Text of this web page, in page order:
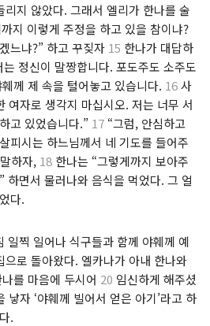
지 않았다. 그래서 엘리가 한나를 술
지 이렇게 주정을 하고 있을 참이냐?
느냐?” 하고 꾸짖자 15 한나가 대답하
정신이 말짱합니다. 포도주도 소주도
께 제 속을 털어놓고 있습니다. 16사
여자로 생각지 마십시오. 저는 너무 서
고 있었습니다.” 17 “그럼, 안심하고
피시는 하느님께서 네 기도를 들어주
하자, 18 한나는 “그렇게까지 보아주
하면서 물러나와 음식을 먹었다. 그 얼
다.
일찍 일어나 식구들과 함께 야훼께 예
로 돌아왔다. 엘카나가 아내 한나와
를 마음에 두시어 20 임신하게 해주셨
낳자 ‘야훼께 빌어서 얻은 아기’라고 하
.